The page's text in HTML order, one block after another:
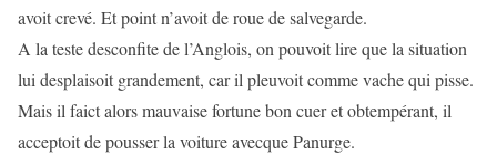
avoit crevé. Et point n’avoit de roue de salvegarde.
A la teste desconfite de l’Anglois, on pouvoit lire que la situation
lui desplaisoit grandement, car il pleuvoit comme vache qui pisse.
Mais il faict alors mauvaise fortune bon cuer et obtempérant, il
acceptoit de pousser la voiture avecque Panurge.